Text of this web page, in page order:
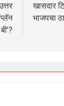
बी’?
खासदार
भाजपचा